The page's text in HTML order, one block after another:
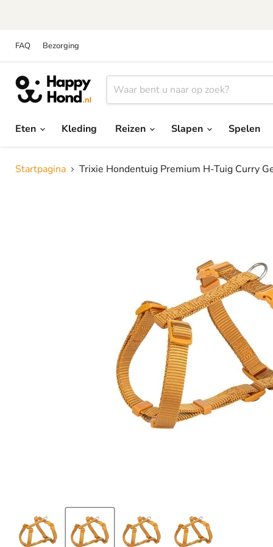
FAQ Bezorging
Eten Kleding Reizen Slapen Spelen
Startpagina Trixie Hondentuig Premium H-Tuig Curry